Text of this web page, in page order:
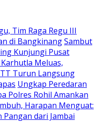
Tim Raga Regu III
di BangkinangSambut
Kunjungi Pusat
Meluas,
Turun Langsung
Ungkap Peredaran
Polres Rohil Amankan
Harapan Menguat:
Pangan dari Jambai